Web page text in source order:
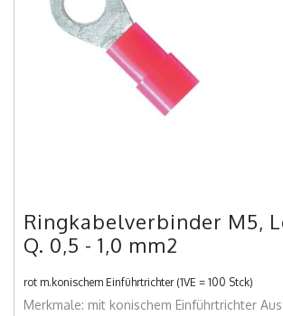
Ringkabelverbinder M5,
Q. 0,5 - 1,0 mm2
rot m.konischem Einführtrichter (1VE = 100 Stck)
Merkmale: mit konischem Einführtrichter